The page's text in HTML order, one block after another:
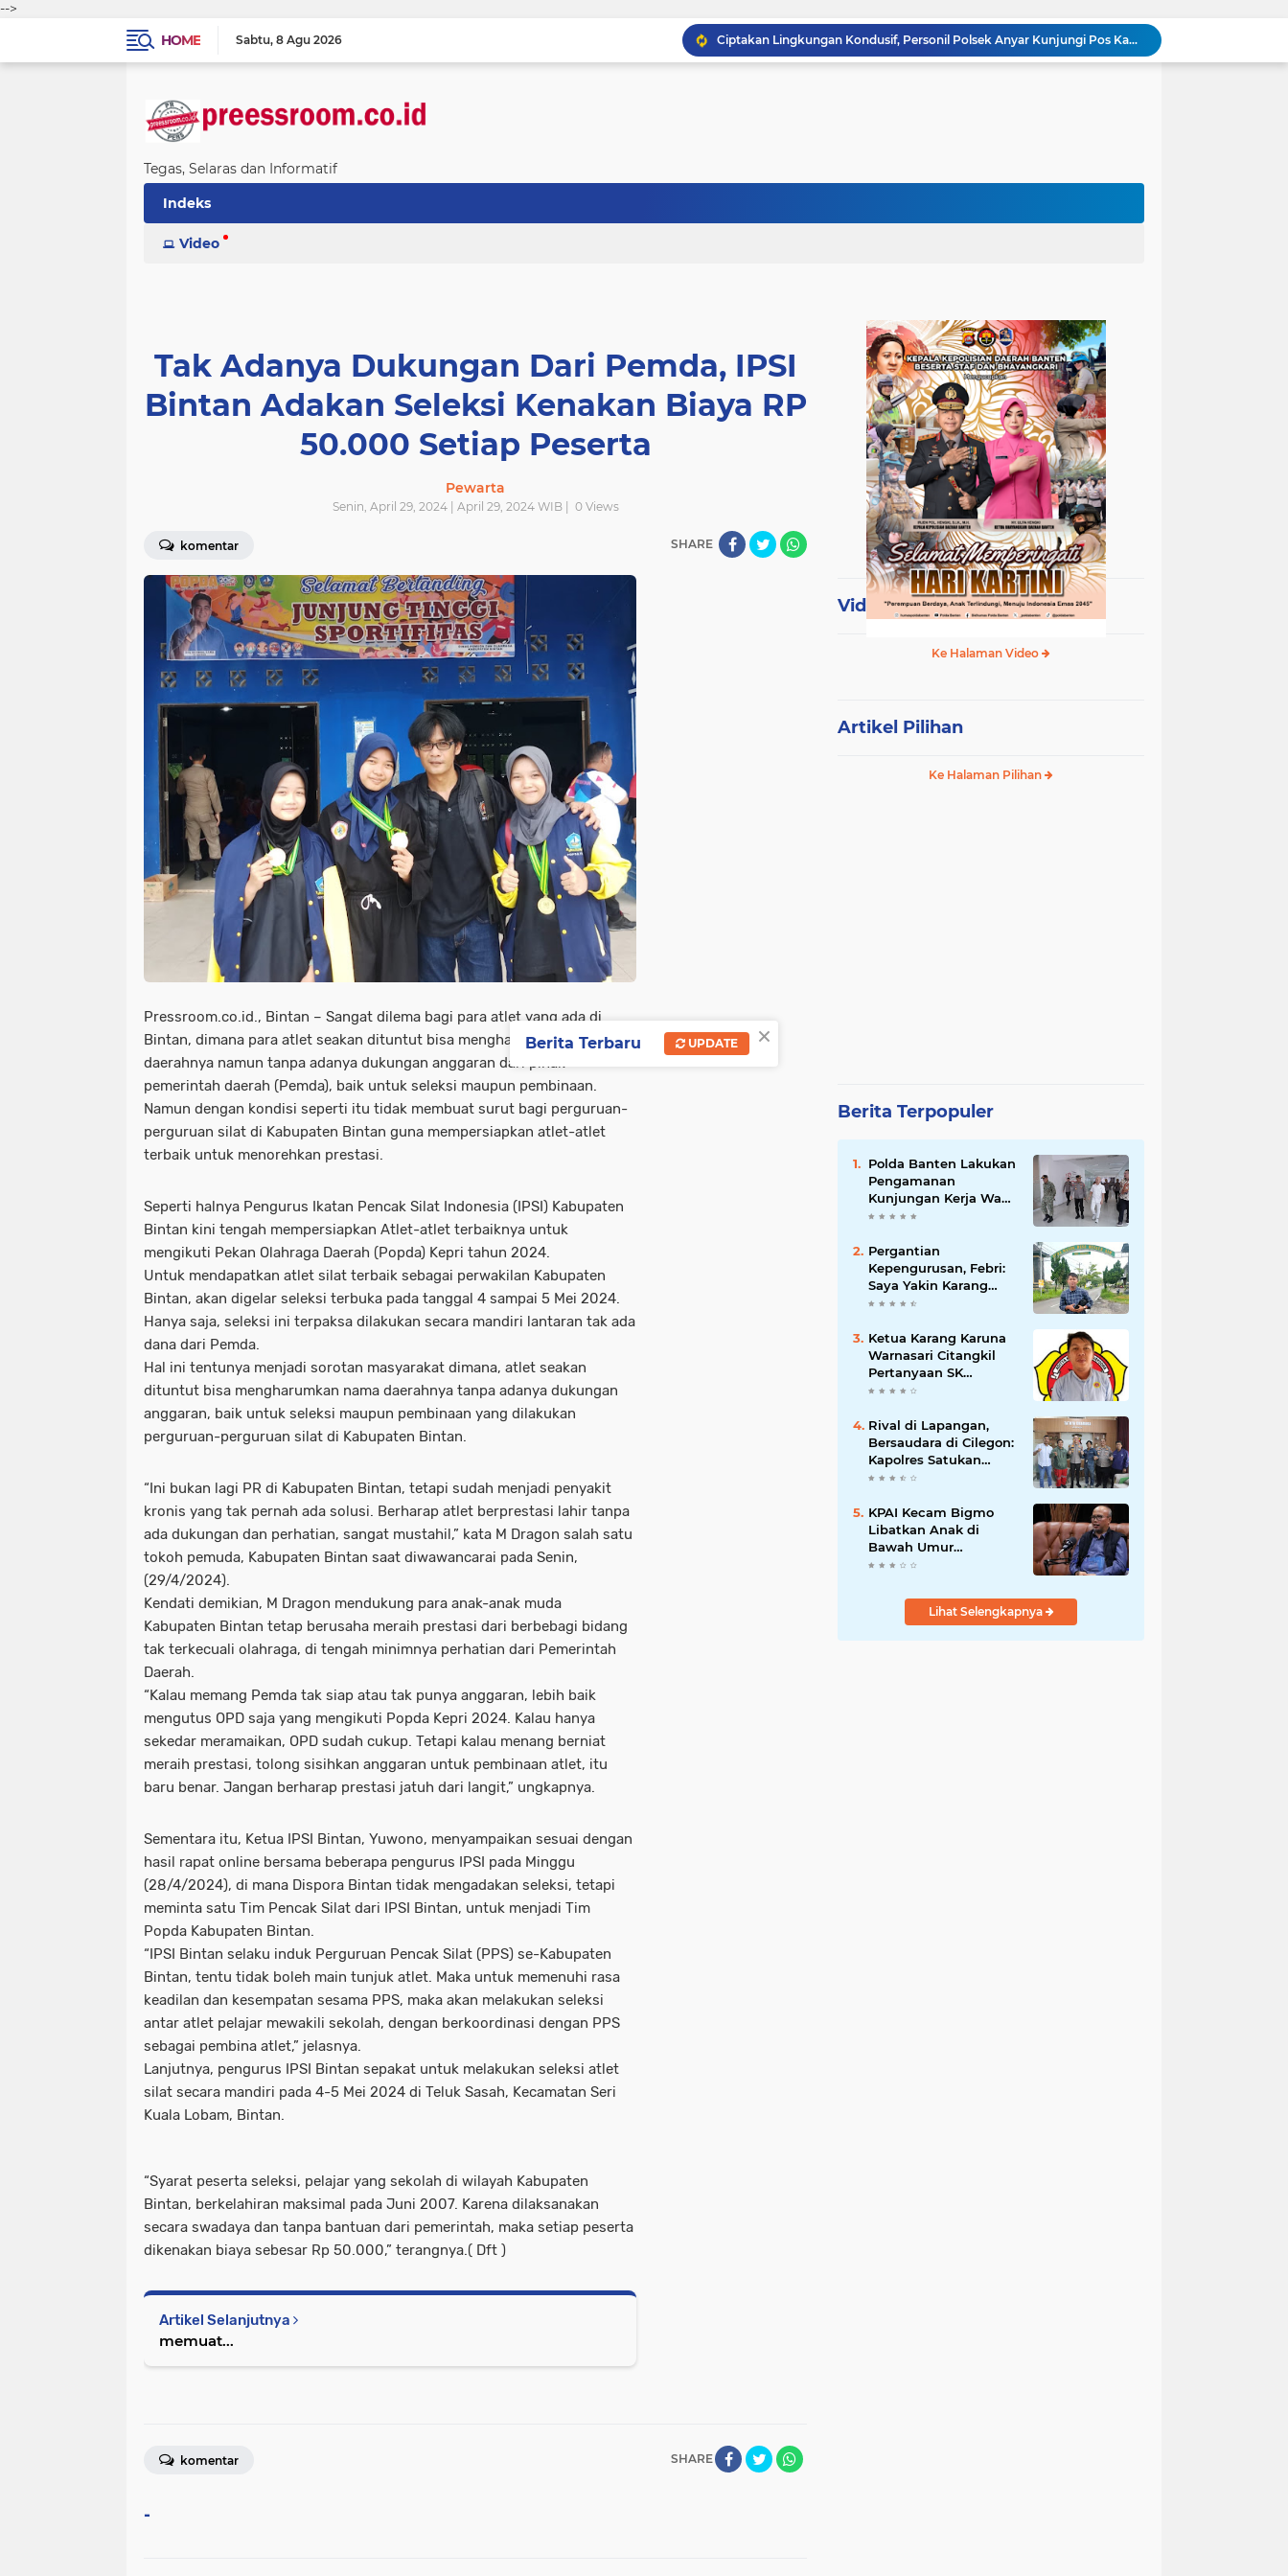
-->
HOME
Sabtu 8 Agu 2026
Ciptakan Lingkungan Kondusif, Personil Polsek Anyar Kunjungi Pos Kamling
Cilegon Off Road Challenge Jadi Ajang Pererat Silaturahmi dan Kebersamaan
Polres Cilegon Salurkan 16 Ton Air Bersih, Hadir Ringankan Warga Pulomerak di Tengah Kemarau
Tegas, Selaras dan Informatif
Indeks
Video
Tak Adanya Dukungan Dari Pemda, IPSI
Bintan Adakan Seleksi Kenakan Biaya RP
50.000 Setiap Peserta
Pewarta
Senin, April 29, 2024 | April 29, 2024 WIB | 0Views
komentar SHARE
Pressroom.co.id., Bintan – Sangat dilema bagi para atlet yang ada di
Bintan, dimana para atlet seakan dituntut bisa mengharumkan nama
daerahnya namun tanpa adanya dukungan anggaran dari pihak
pemerintah daerah (Pemda), baik untuk seleksi maupun pembinaan.
Namun dengan kondisi seperti itu tidak membuat surut bagi perguruan-
perguruan silat di Kabupaten Bintan guna mempersiapkan atlet-atlet
terbaik untuk menorehkan prestasi.
Seperti halnya Pengurus Ikatan Pencak Silat Indonesia (IPSI) Kabupaten
Bintan kini tengah mempersiapkan Atlet-atlet terbaiknya untuk
mengikuti Pekan Olahraga Daerah (Popda) Kepri tahun 2024.
Untuk mendapatkan atlet silat terbaik sebagai perwakilan Kabupaten
Bintan, akan digelar seleksi terbuka pada tanggal 4 sampai 5 Mei 2024.
Hanya saja, seleksi ini terpaksa dilakukan secara mandiri lantaran tak ada
dana dari Pemda.
Hal ini tentunya menjadi sorotan masyarakat dimana, atlet seakan
dituntut bisa mengharumkan nama daerahnya tanpa adanya dukungan
anggaran, baik untuk seleksi maupun pembinaan yang dilakukan
perguruan-perguruan silat di Kabupaten Bintan.
“Ini bukan lagi PR di Kabupaten Bintan, tetapi sudah menjadi penyakit
kronis yang tak pernah ada solusi. Berharap atlet berprestasi lahir tanpa
ada dukungan dan perhatian, sangat mustahil,” kata M Dragon salah satu
tokoh pemuda, Kabupaten Bintan saat diwawancarai pada Senin,
(29/4/2024).
Kendati demikian, M Dragon mendukung para anak-anak muda
Kabupaten Bintan tetap berusaha meraih prestasi dari berbebagi bidang
tak terkecuali olahraga, di tengah minimnya perhatian dari Pemerintah
Daerah.
“Kalau memang Pemda tak siap atau tak punya anggaran, lebih baik
mengutus OPD saja yang mengikuti Popda Kepri 2024. Kalau hanya
sekedar meramaikan, OPD sudah cukup. Tetapi kalau menang berniat
meraih prestasi, tolong sisihkan anggaran untuk pembinaan atlet, itu
baru benar. Jangan berharap prestasi jatuh dari langit,” ungkapnya.
Sementara itu, Ketua IPSI Bintan, Yuwono, menyampaikan sesuai dengan
hasil rapat online bersama beberapa pengurus IPSI pada Minggu
(28/4/2024), di mana Dispora Bintan tidak mengadakan seleksi, tetapi
meminta satu Tim Pencak Silat dari IPSI Bintan, untuk menjadi Tim
Popda Kabupaten Bintan.
“IPSI Bintan selaku induk Perguruan Pencak Silat (PPS) se-Kabupaten
Bintan, tentu tidak boleh main tunjuk atlet. Maka untuk memenuhi rasa
keadilan dan kesempatan sesama PPS, maka akan melakukan seleksi
antar atlet pelajar mewakili sekolah, dengan berkoordinasi dengan PPS
sebagai pembina atlet,” jelasnya.
Lanjutnya, pengurus IPSI Bintan sepakat untuk melakukan seleksi atlet
silat secara mandiri pada 4-5 Mei 2024 di Teluk Sasah, Kecamatan Seri
Kuala Lobam, Bintan.
“Syarat peserta seleksi, pelajar yang sekolah di wilayah Kabupaten
Bintan, berkelahiran maksimal pada Juni 2007. Karena dilaksanakan
secara swadaya dan tanpa bantuan dari pemerintah, maka setiap peserta
dikenakan biaya sebesar Rp 50.000,” terangnya.( Dft )
Artikel Selanjutnya
memuat...
SHARE
komentar
-
Video Terpopuler
Ke Halaman Video
Artikel Pilihan
Ke Halaman Pilihan
Berita Terpopuler
Polda Banten Lakukan
Pengamanan
Kunjungan Kerja Wakil
Presiden RI
Pergantian
Kepengurusan, Febri:
Saya Yakin Karang
Taruna Wanakarsa
Kepemimpinan Bung
Entus Jauh Membawa
Manfaat
Ketua Karang Karuna
Warnasari Citangkil
Pertanyaan SK
Karetaker dan Urgensi
Berduka
Rival di Lapangan,
Bersaudara di Cilegon:
Kapolres Satukan
Viking dan Jak Mania
Piala Presiden 2026
KPAI Kecam Bigmo
Libatkan Anak di
Bawah Umur
Promosikan Liquid
Bertindak Tegas
Lihat Selengkapnya
×
Berita Terbaru UPDATE